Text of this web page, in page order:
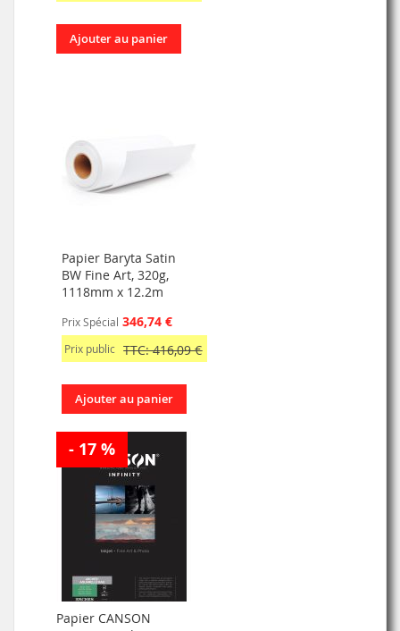
Ajouter au panier
Papier Baryta Satin
BW Fine Art, 320g,
1118mm x 12.2m
Prix Spécial 346,74 €
Prix public TTC: 416,09 €
Ajouter au panier
- 17 %
Papier CANSON